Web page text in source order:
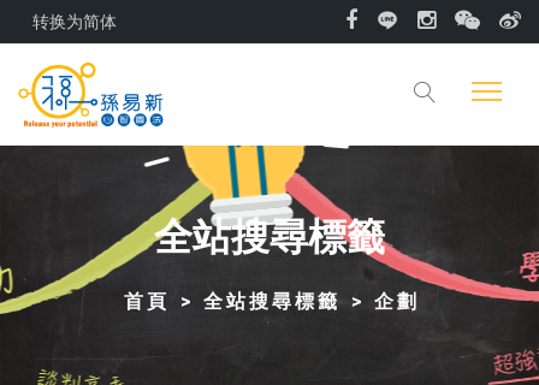
转换为简体
全站搜尋標籤
首頁 全站搜尋標籤 企劃